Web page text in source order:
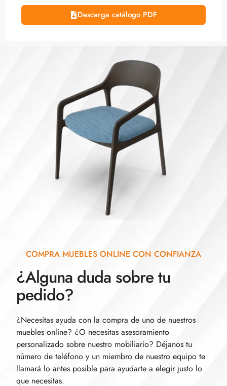
Descarga catálogo PDF
COMPRA MUEBLES ONLINE CON CONFIANZA
¿Alguna duda sobre tu
pedido?
¿Necesitas ayuda con la compra de uno de nuestros
muebles online? ¿O necesitas asesoramiento
personalizado sobre nuestro mobiliario? Déjanos tu
número de teléfono y un miembro de nuestro equipo te
llamará lo antes posible para ayudarte a elegir justo lo
que necesitas.